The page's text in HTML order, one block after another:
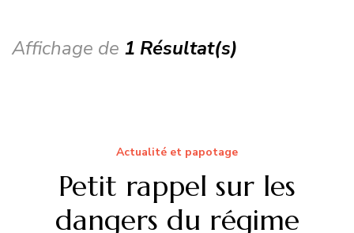
Affichage de 1 Résultat(s)
Actualité et papotage
Petit rappel sur les
dangers du régime